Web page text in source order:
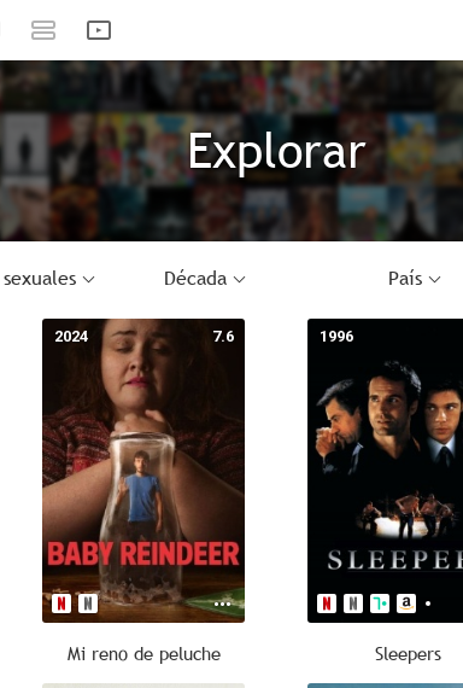
Explorar
Década País
7.6
2024
Mi reno de peluche
1996
Sleepers